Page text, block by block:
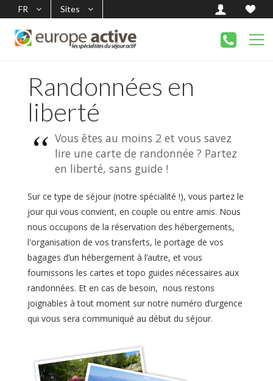
FR Sites
Randonnées en
liberté
Vous êtes au moins 2 et vous savez
lire une carte de randonnée ? Partez
en liberté, sans guide !
Sur ce type de séjour (notre spécialité !), vous partez le
jour qui vous convient, en couple ou entre amis. Nous
nous occupons de la réservation des hébergements,
l'organisation de vos transferts, le portage de vos
bagages d’un hébergement à l’autre, et vous
fournissons les cartes et topo guides nécessaires aux
randonnées. Et en cas de besoin, nous restons
joignables à tout moment sur notre numéro d’urgence
qui vous sera communiqué au début du séjour.